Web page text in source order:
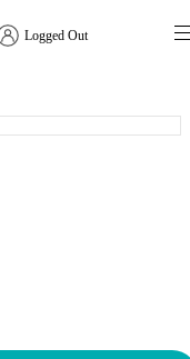
Logged Out